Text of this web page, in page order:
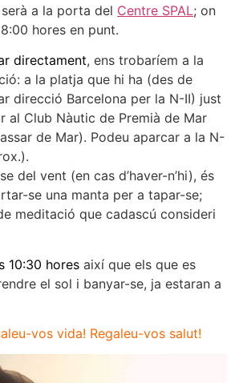
a la porta del Centre SPAL; on
hores en punt.
directament, ens trobaríem a la
a la platja que hi ha (des de
direcció Barcelona per la N-II) just
al Club Nàutic de Premià de Mar
de Mar). Podeu aparcar a la N-
del vent (en cas d’haver-n’hi), és
se una manta per a tapar-se;
meditació que cadascú consideri
10:30 hores així que els que es
el sol i banyar-se, ja estaran a
vos vida! Regaleu-vos salut!